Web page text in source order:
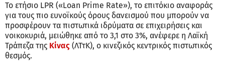
Το ετήσιο LPR («Loan Prime Rate»), το επιτόκιο αναφοράς
για τους πιο ευνοϊκούς όρους δανεισμού που μπορούν να
προσφέρουν τα πιστωτικά ιδρύματα σε επιχειρήσεις και
νοικοκυριά, μειώθηκε από το 3,1 στο 3%, ανέφερε η Λαϊκή
Τράπεζα της Κίνας (ΛΤτΚ), ο κινεζικός κεντρικός πιστωτικός
θεσμός.